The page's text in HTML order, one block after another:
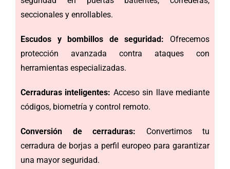
seccionales y enrollables.
Escudos y bombillos de seguridad: Ofrecemos
protección avanzada contra ataques con
herramientas especializadas.
Cerraduras inteligentes: Acceso sin llave mediante
códigos, biometría y control remoto.
Conversión de cerraduras: Convertimos tu
cerradura de borjas a perfil europeo para garantizar
una mayor seguridad.